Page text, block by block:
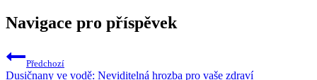
Navigace pro příspěvek
Předchozí
Dusičnany ve vodě: Neviditelná hrozba pro vaše zdraví